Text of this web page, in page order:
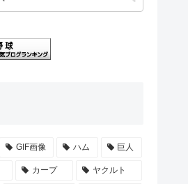
GIF画像 ハム 巨人
カープ ヤクルト